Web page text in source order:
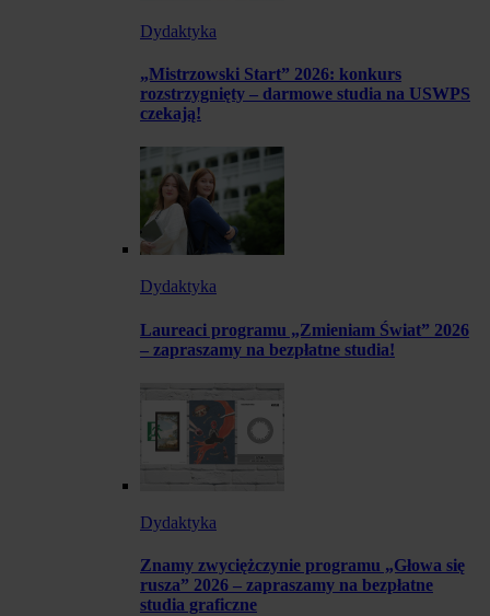
Dydaktyka
„Mistrzowski Start” 2026: konkurs
rozstrzygnięty – darmowe studia na USWPS
czekają!
Dydaktyka
Laureaci programu „Zmieniam Świat” 2026
– zapraszamy na bezpłatne studia!
Dydaktyka
Znamy zwyciężczynie programu „Głowa się
rusza” 2026 – zapraszamy na bezpłatne
studia graficzne